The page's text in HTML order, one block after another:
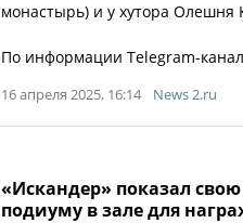
монастырь) и у хутора Олешня
По информации Telegram-
16 апреля 2025, 16:14 News 2.ru
«Искандер» показал
подиуму в зале для